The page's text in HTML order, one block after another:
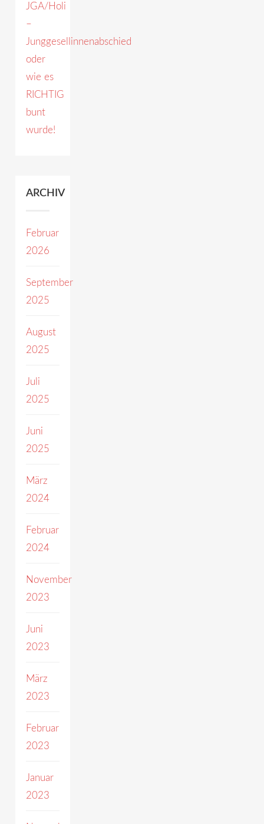
JGA/Holi
–
Junggesellinnenabschied
oder
wie es
RICHTIG
bunt
wurde!
ARCHIV
Februar
2026
September
2025
August
2025
Juli
2025
Juni
2025
März
2024
Februar
2024
November
2023
Juni
2023
März
2023
Februar
2023
Januar
2023